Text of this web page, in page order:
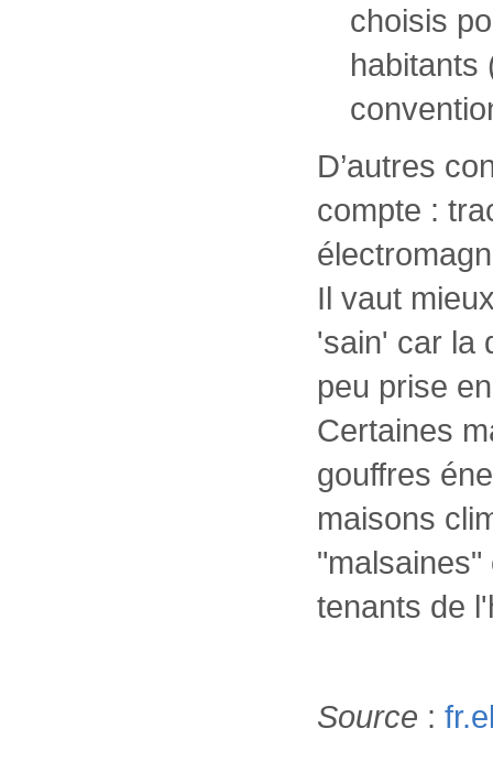
choisis
habitants
D’autres
compte :
Il vaut
'sain' car la
peu prise
Certaines
gouffres
maisons
tenants de
Source :